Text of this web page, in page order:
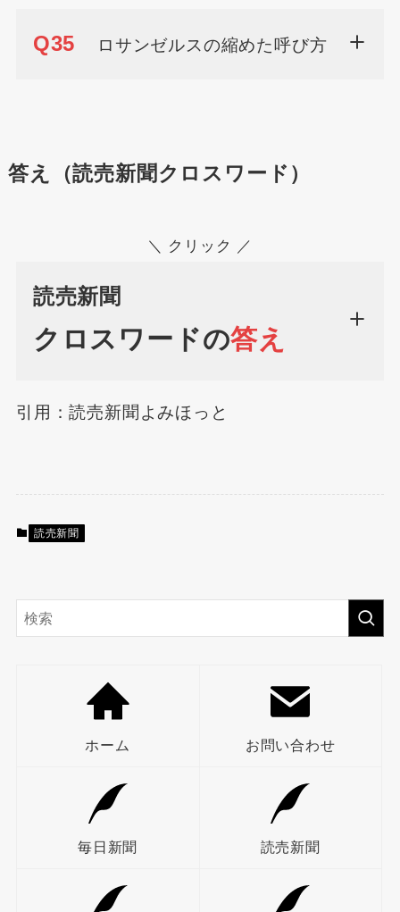
Q35 ロサンゼルスの縮めた呼び方
答え（読売新聞クロスワード）
＼ クリック ／
読売新聞
クロスワードの答え
引用：読売新聞よみほっと
読売新聞
ホーム お問い合わせ
毎日新聞 読売新聞